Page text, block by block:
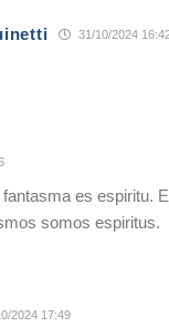
31/10/2024
es espiritu.
somos espiritus.
2024 17:49